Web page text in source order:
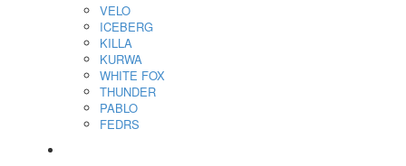
VELO
ICEBERG
KILLA
KURWA
WHITE FOX
THUNDER
PABLO
FEDRS